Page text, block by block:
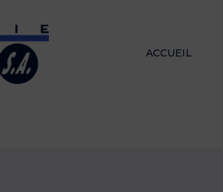
ACCUEIL